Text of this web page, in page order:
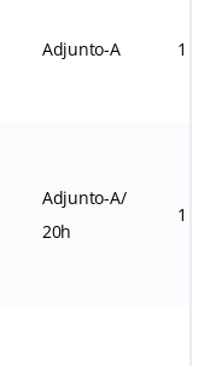
Adjunto-A 1
Adjunto-A/
20h
1